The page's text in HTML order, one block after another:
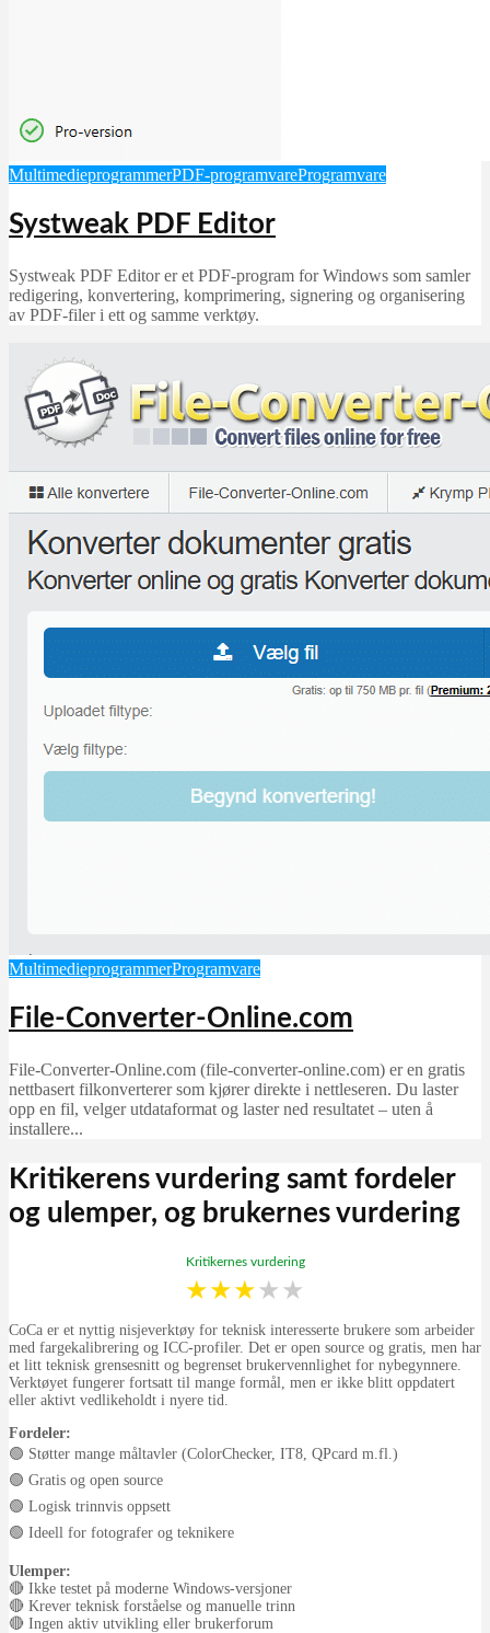
MultimedieprogrammerPDF-programvareProgramvare
Systweak PDF Editor
Systweak PDF Editor er et PDF-program for Windows som samler
redigering, konvertering, komprimering, signering og organisering
av PDF-filer i ett og samme verktøy.
MultimedieprogrammerProgramvare
File-Converter-Online.com
File-Converter-Online.com (file-converter-online.com) er en gratis
nettbasert filkonverterer som kjører direkte i nettleseren. Du laster
opp en fil, velger utdataformat og laster ned resultatet – uten å
installere...
Kritikerens vurdering samt fordeler
og ulemper, og brukernes vurdering
Kritikernes vurdering
★★★★★
CoCa er et nyttig nisjeverktøy for teknisk interesserte brukere som arbeider
med fargekalibrering og ICC-profiler. Det er open source og gratis, men har
et litt teknisk grensesnitt og begrenset brukervennlighet for nybegynnere.
Verktøyet fungerer fortsatt til mange formål, men er ikke blitt oppdatert
eller aktivt vedlikeholdt i nyere tid.
Fordeler:
🟢 Støtter mange måltavler (ColorChecker, IT8, QPcard m.fl.)
🟢 Gratis og open source
🟢 Logisk trinnvis oppsett
🟢 Ideell for fotografer og teknikere
Ulemper:
🔴 Ikke testet på moderne Windows-versjoner
🔴 Krever teknisk forståelse og manuelle trinn
🔴 Ingen aktiv utvikling eller brukerforum